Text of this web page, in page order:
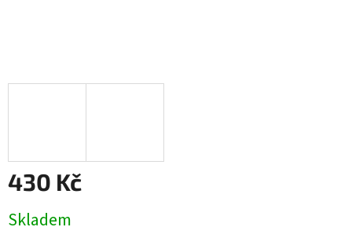
430 Kč
cena:
Skladem